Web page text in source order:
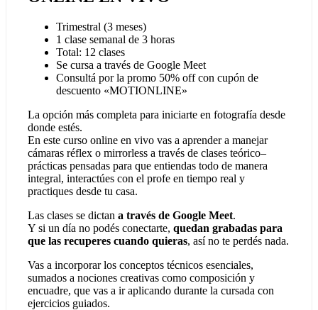
Trimestral (3 meses)
1 clase semanal de 3 horas
Total: 12 clases
Se cursa a través de Google Meet
Consultá por la promo 50% off con cupón de
descuento «MOTIONLINE»
La opción más completa para iniciarte en fotografía desde
donde estés.
En este curso online en vivo vas a aprender a manejar
cámaras réflex o mirrorless a través de clases teórico–
prácticas pensadas para que entiendas todo de manera
integral, interactúes con el profe en tiempo real y
practiques desde tu casa.
Las clases se dictan a través de Google Meet.
Y si un día no podés conectarte, quedan grabadas para
que las recuperes cuando quieras, así no te perdés nada.
Vas a incorporar los conceptos técnicos esenciales,
sumados a nociones creativas como composición y
encuadre, que vas a ir aplicando durante la cursada con
ejercicios guiados.